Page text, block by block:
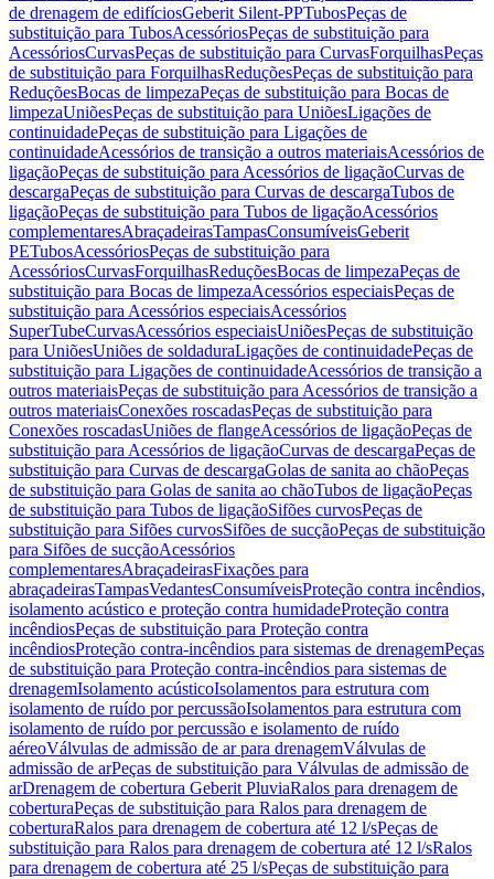
de drenagem de edifíciosGeberit Silent-PPTubosPeças de
substituição para TubosAcessóriosPeças de substituição para
AcessóriosCurvasPeças de substituição para CurvasForquilhasPeças
de substituição para ForquilhasReduçõesPeças de substituição para
ReduçõesBocas de limpezaPeças de substituição para Bocas de
limpezaUniõesPeças de substituição para UniõesLigações de
continuidadePeças de substituição para Ligações de
continuidadeAcessórios de transição a outros materiaisAcessórios de
ligaçãoPeças de substituição para Acessórios de ligaçãoCurvas de
descargaPeças de substituição para Curvas de descargaTubos de
ligaçãoPeças de substituição para Tubos de ligaçãoAcessórios
complementaresAbraçadeirasTampasConsumíveisGeberit
PETubosAcessóriosPeças de substituição para
AcessóriosCurvasForquilhasReduçõesBocas de limpezaPeças de
substituição para Bocas de limpezaAcessórios especiaisPeças de
substituição para Acessórios especiaisAcessórios
SuperTubeCurvasAcessórios especiaisUniõesPeças de substituição
para UniõesUniões de soldaduraLigações de continuidadePeças de
substituição para Ligações de continuidadeAcessórios de transição a
outros materiaisPeças de substituição para Acessórios de transição a
outros materiaisConexões roscadasPeças de substituição para
Conexões roscadasUniões de flangeAcessórios de ligaçãoPeças de
substituição para Acessórios de ligaçãoCurvas de descargaPeças de
substituição para Curvas de descargaGolas de sanita ao chãoPeças
de substituição para Golas de sanita ao chãoTubos de ligaçãoPeças
de substituição para Tubos de ligaçãoSifões curvosPeças de
substituição para Sifões curvosSifões de sucçãoPeças de substituição
para Sifões de sucçãoAcessórios
complementaresAbraçadeirasFixações para
abraçadeirasTampasVedantesConsumíveisProteção contra incêndios,
isolamento acústico e proteção contra humidadeProteção contra
incêndiosPeças de substituição para Proteção contra
incêndiosProteção contra-incêndios para sistemas de drenagemPeças
de substituição para Proteção contra-incêndios para sistemas de
drenagemIsolamento acústicoIsolamentos para estrutura com
isolamento de ruído por percussãoIsolamentos para estrutura com
isolamento de ruído por percussão e isolamento de ruído
aéreoVálvulas de admissão de ar para drenagemVálvulas de
admissão de arPeças de substituição para Válvulas de admissão de
arDrenagem de cobertura Geberit PluviaRalos para drenagem de
coberturaPeças de substituição para Ralos para drenagem de
coberturaRalos para drenagem de cobertura até 12 l/sPeças de
substituição para Ralos para drenagem de cobertura até 12 l/sRalos
para drenagem de cobertura até 25 l/sPeças de substituição para